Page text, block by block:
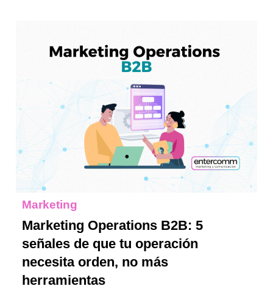
Marketing
Marketing Operations B2B: 5
señales de que tu operación
necesita orden, no más
herramientas